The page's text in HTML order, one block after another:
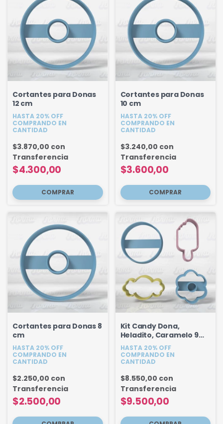
Cortantes para Donas
12 cm
HASTA 20% OFF
COMPRANDO EN
CANTIDAD
$4.300,00
$3.870,00 con
Transferencia
Cortantes para Donas
10 cm
HASTA 20% OFF
COMPRANDO EN
CANTIDAD
$3.600,00
$3.240,00 con
Transferencia
Cortantes para Donas 8
cm
HASTA 20% OFF
COMPRANDO EN
CANTIDAD
$2.500,00
$2.250,00 con
Transferencia
Kit Candy Dona,
Heladito, Caramelo 9
cm
HASTA 20% OFF
COMPRANDO EN
CANTIDAD
$9.500,00
$8.550,00 con
Transferencia